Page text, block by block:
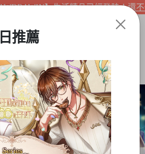
】生活精品已經登陸！還不快
推薦